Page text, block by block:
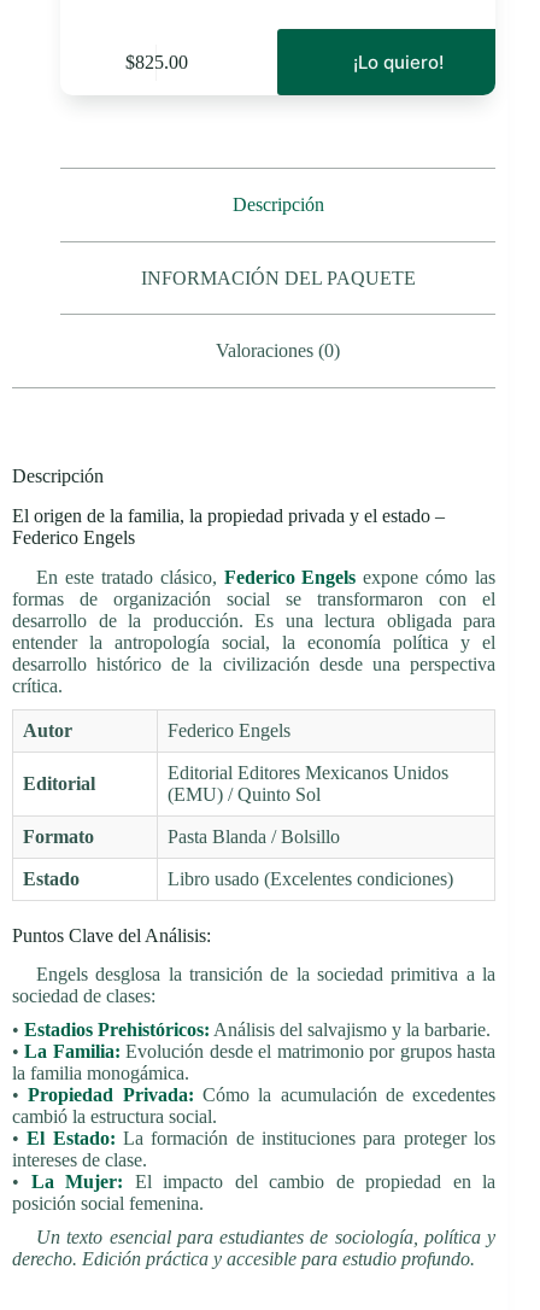
$825.00 ¡Lo quiero!
Descripción
INFORMACIÓN DEL PAQUETE
Valoraciones (0)
Descripción
El origen de la familia, la propiedad privada y el estado –
Federico Engels
En este tratado clásico, Federico Engels expone cómo las
formas de organización social se transformaron con el
desarrollo de la producción. Es una lectura obligada para
entender la antropología social, la economía política y el
desarrollo histórico de la civilización desde una perspectiva
crítica.
Autor Federico Engels
Editorial
Editorial Editores Mexicanos Unidos
(EMU) / Quinto Sol
Formato Pasta Blanda / Bolsillo
Estado Libro usado (Excelentes condiciones)
Puntos Clave del Análisis:
Engels desglosa la transición de la sociedad primitiva a la
sociedad de clases:
• Estadios Prehistóricos: Análisis del salvajismo y la barbarie.
•La Familia: Evolución desde el matrimonio por grupos hasta
la familia monogámica.
•Propiedad Privada: Cómo la acumulación de excedentes
cambió la estructura social.
•El Estado: La formación de instituciones para proteger los
intereses de clase.
• La Mujer: El impacto del cambio de propiedad en la
posición social femenina.
Un texto esencial para estudiantes de sociología, política y
derecho. Edición práctica y accesible para estudio profundo.